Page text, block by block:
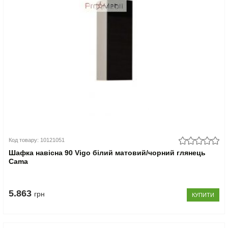
Код товару: 10121051
Шафка навісна 90 Vigo білий матовий/чорний глянець
Cama
5.863 грн КУПИТИ